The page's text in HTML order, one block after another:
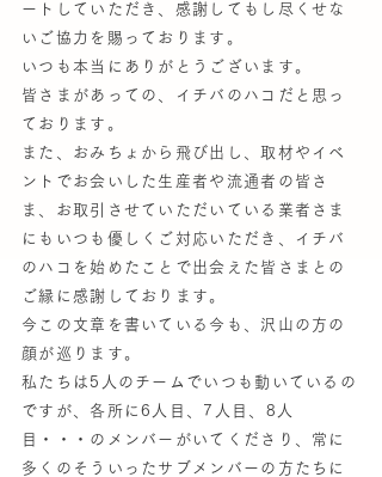
ートしていただき、感謝してもし尽くせな
いご協力を賜っております。
いつも本当にありがとうございます。
皆さまがあっての、イチバのハコだと思っ
ております。
また、おみちょから飛び出し、取材やイベ
ントでお会いした生産者や流通者の皆さ
ま、お取引させていただいている業者さま
にもいつも優しくご対応いただき、イチバ
のハコを始めたことで出会えた皆さまとの
ご縁に感謝しております。
今この文章を書いている今も、沢山の方の
顔が巡ります。
私たちは5人のチームでいつも動いているの
ですが、各所に6人目、7人目、8人
目・・・のメンバーがいてくださり、常に
多くのそういったサブメンバーの方たちに